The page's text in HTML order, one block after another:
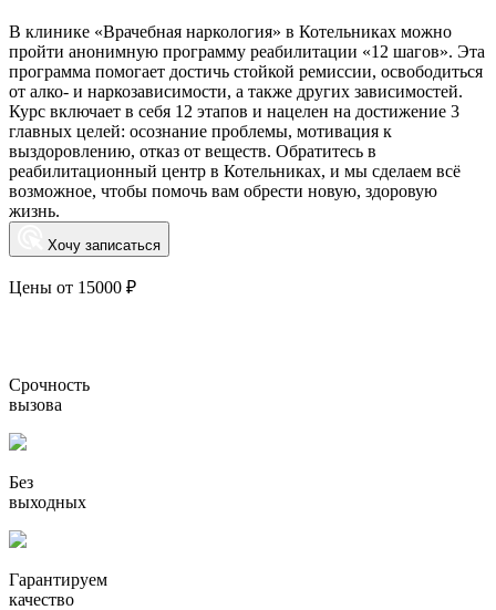
В клинике «Врачебная наркология» в Котельниках можно
пройти анонимную программу реабилитации «12 шагов». Эта
программа помогает достичь стойкой ремиссии, освободиться
от алко- и наркозависимости, а также других зависимостей.
Курс включает в себя 12 этапов и нацелен на достижение 3
главных целей: осознание проблемы, мотивация к
выздоровлению, отказ от веществ. Обратитесь в
реабилитационный центр в Котельниках, и мы сделаем всё
возможное, чтобы помочь вам обрести новую, здоровую
жизнь.
Хочу записаться
Цены от 15000 ₽
Срочность
вызова
Без
выходных
Гарантируем
качество